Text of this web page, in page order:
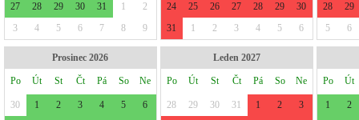
27
28 29 30 31 1
2
3
4 5 6 7 8 9
24
25 26 27 28 29
30
31
1 2 3 4 5 6
28
29
5
6
Prosinec 2026
Po Út St Čt Pá So Ne
30 1 2 3 4 5
6
Leden 2027
Po Út St Čt Pá So Ne
28 29 30 31 1 2
3
Po Út
1
2